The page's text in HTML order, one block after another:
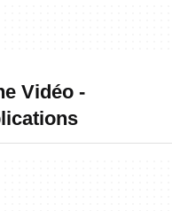
Vidéo -